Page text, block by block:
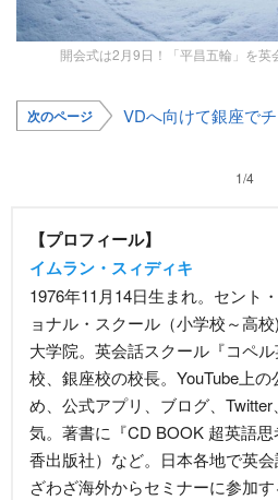
開会式は2月9日！「平昌五輪」を英
次のページ VDへ向けて銀座で
1/4
【プロフィール】
イムラン・スィディキ
1976年11月14日生まれ。セント
ョナル・スクール（小学校～高
大学院。英会話スクール『コペ
校、銀座校の校長。YouTube上
め、公式アプリ、ブログ、Twitter
気。著書に『CD BOOK 超英語
香出版社）など。日本各地で英
ざわざ海外からセミナーに参加